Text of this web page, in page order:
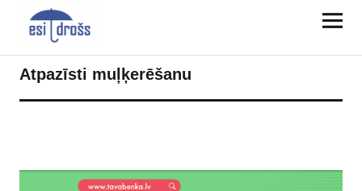
Atpazīsti muļķerēšanu